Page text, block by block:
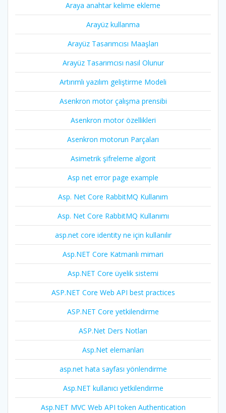
Araya anahtar kelime ekleme
Arayüz kullanma
Arayüz Tasarımcısı Maaşları
Arayüz Tasarımcısı nasıl Olunur
Artırımlı yazılım geliştirme Modeli
Asenkron motor çalışma prensibi
Asenkron motor özellikleri
Asenkron motorun Parçaları
Asimetrik şifreleme algorit
Asp net error page example
Asp. Net Core RabbitMQ Kullanım
Asp. Net Core RabbitMQ Kullanımı
asp.net core identity ne için kullanılır
Asp.NET Core Katmanlı mimari
Asp.NET Core üyelik sistemi
ASP.NET Core Web API best practices
ASP.NET Core yetkilendirme
ASP.Net Ders Notları
Asp.Net elemanları
asp.net hata sayfası yönlendirme
Asp.NET kullanıcı yetkilendirme
Asp.NET MVC Web API token Authentication